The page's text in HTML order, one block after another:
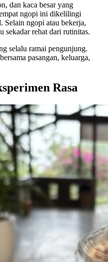
dan kaca besar yang
ngopi ini dikelilingi
Selain ngopi atau bekerja,
sekadar rehat dari rutinitas.
selalu ramai pengunjung.
pasangan, keluarga,
Rasa